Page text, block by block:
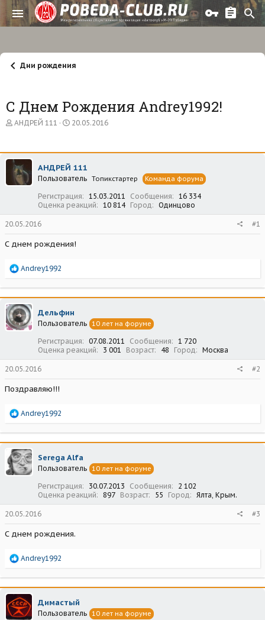
Дни рождения
С Днем Рождения Andrey1992!
А
о
р
т
е
АНДРЕЙ 111
Д
а
а
ч
л
а
20.05.2016
АНДРЕЙ 111
Пользователь Топикстартер Команда форума
Регистрация 15.03.2011 Сообщения
16 334
Оценка реакций
10 814 Город Одинцово
20.05.2016 #1
С днем рождения!
Р
а
к
ц
и
и
Andrey1992
Дельфин
Пользователь 10 лет на форуме
Регистрация 07.08.2011 Сообщения
1 720
Оценка реакций
3 001 Возраст 48 Город Москва
20.05.2016 #2
Поздравляю!!!
Р
а
к
ц
и
и
Andrey1992
Serega Alfa
Пользователь 10 лет на форуме
Регистрация 30.07.2013 Сообщения
2 102
Оценка реакций
897 Возраст 55 Город Ялта, Крым.
20.05.2016 #3
С днем рождения.
Р
а
к
ц
и
и
Andrey1992
Димастый
Пользователь 10 лет на форуме